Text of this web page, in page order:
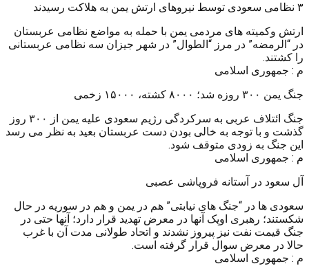
۳ نظامی سعودی توسط نیروهای ارتش یمن به هلاکت رسیدند
ارتش وکمیته های مردمی یمن با حمله به مواضع نظامی عربستان
در “الرمضه” در مرز “الطوال” در شهر جیزان سه نظامی عربستانی
را کشتند.
م : جمهوری اسلامی
جنگ یمن ۳۰۰ روزه شد؛ ۸۰۰۰ کشته، ۱۵۰۰۰ زخمی
جنگ ائتلاف عربی به سرکردگی رژیم سعودی علیه یمن از ۳۰۰ روز
گذشت و با توجه به خالی بودن دست عربستان بعید به نظر می رسد
این جنگ به زودی متوقف شود.
م : جمهوری اسلامی
آل سعود در آستانه فروپاشی عصبی
سعودی ها در “جنگ های نیابتی” هم در یمن و هم در سوریه در حال
شکستند؛ رهبری اوپک آنها در معرض تهدید قرار دارد؛ آنها حتی در
جنگ قیمت نفت نیز پیروز نشدند و اتحاد طولانی مدت آن با غرب
حالا در معرض سوال قرار گرفته است.
م : جمهوری اسلامی